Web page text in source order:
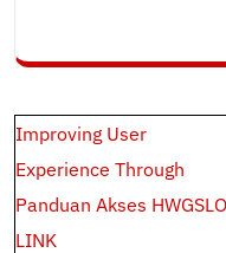
Post
navigation
Improving User
Experience Through
Panduan Akses
LINK